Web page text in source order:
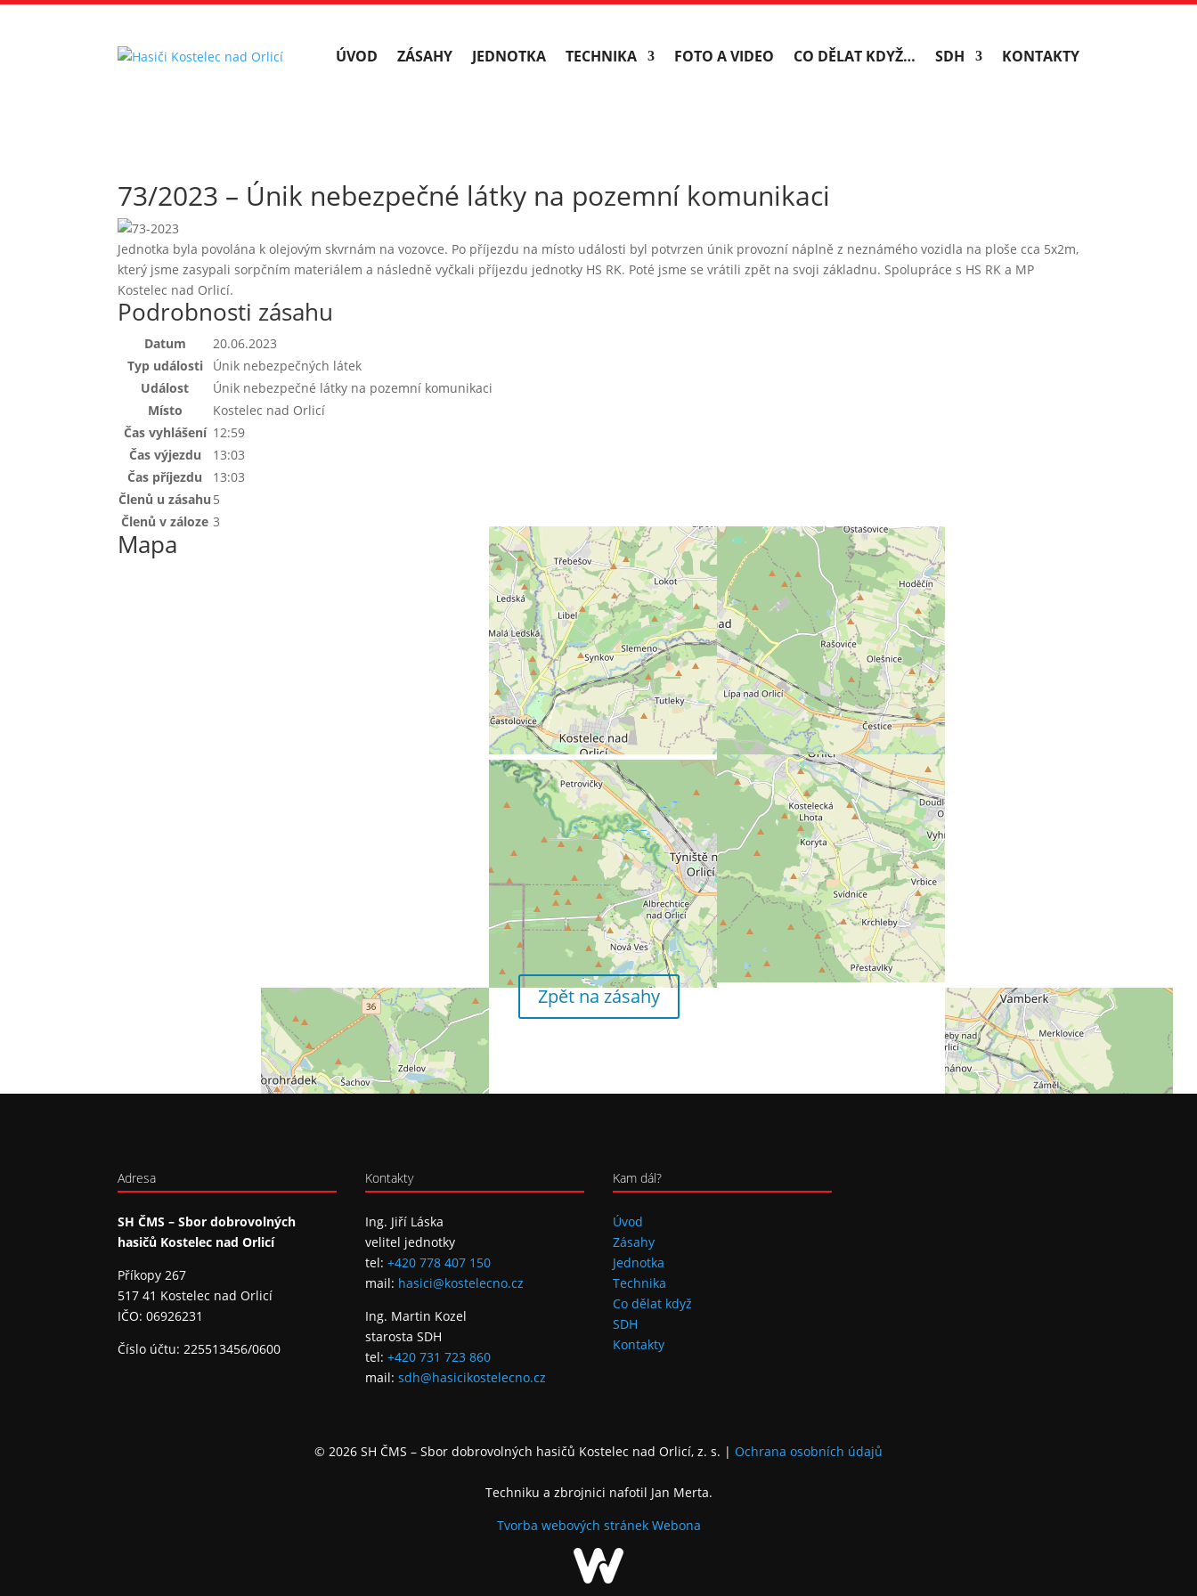
ÚVOD ZÁSAHY JEDNOTKA TECHNIKA FOTO A VIDEO CO DĚLAT KDYŽ… SDH KONTAKTY
73/2023 – Únik nebezpečné látky na pozemní komunikaci
Jednotka byla povolána k olejovým skvrnám na vozovce. Po příjezdu na místo události byl potvrzen únik provozní náplně z neznámého vozidla na ploše cca 5x2m,
který jsme zasypali sorpčním materiálem a následně vyčkali příjezdu jednotky HS RK. Poté jsme se vrátili zpět na svoji základnu. Spolupráce s HS RK a MP
Kostelec nad Orlicí.
Podrobnosti zásahu
Datum
20.06.2023
Typ události
Únik nebezpečných látek
Událost
Únik nebezpečné látky na pozemní komunikaci
Místo
Kostelec nad Orlicí
Čas vyhlášení 12:59
Čas výjezdu
13:03
Čas příjezdu
13:03
Členů u zásahu 5
Členů v záloze 3
Mapa
+−
contributors
Zpět na zásahy
Adresa
SH ČMS – Sbor dobrovolných
hasičů Kostelec nad Orlicí
Příkopy 267
517 41 Kostelec nad Orlicí
IČO: 06926231
Číslo účtu: 225513456/0600
Kontakty
Ing. Jiří Láska
velitel jednotky
tel:+420 778 407 150
mail: hasici@kostelecno.cz
Ing. Martin Kozel
starosta SDH
tel:+420 731 723 860
mail:sdh@hasicikostelecno.cz
Kam dál?
Úvod
Zásahy
Jednotka
Technika
Co dělat když
SDH
Kontakty
© 2026 SH ČMS – Sbor dobrovolných hasičů Kostelec nad Orlicí, z. s. | Ochrana osobních údajů
Techniku a zbrojnici nafotil Jan Merta.
Tvorba webových stránek Webona